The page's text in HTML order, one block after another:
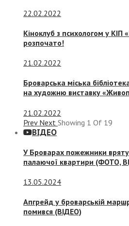
22.02.2022
Кіноклуб з психологом у КІП
розпочато!
21.02.2022
Броварська міська
на художню виставку
21.02.2022
Prev Next Showing 1 Of 19
ВІДЕО
У Броварах пожежники
палаючої квартири (ФОТО,
13.05.2024
Апгрейд у броварській
помився (ВІДЕО)